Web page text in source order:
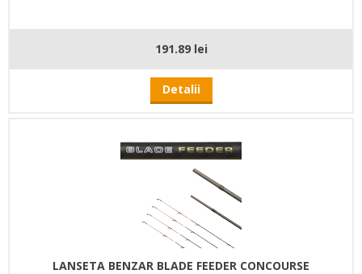
191.89 lei
Detalii
LANSETA BENZAR BLADE FEEDER CONCOURSE